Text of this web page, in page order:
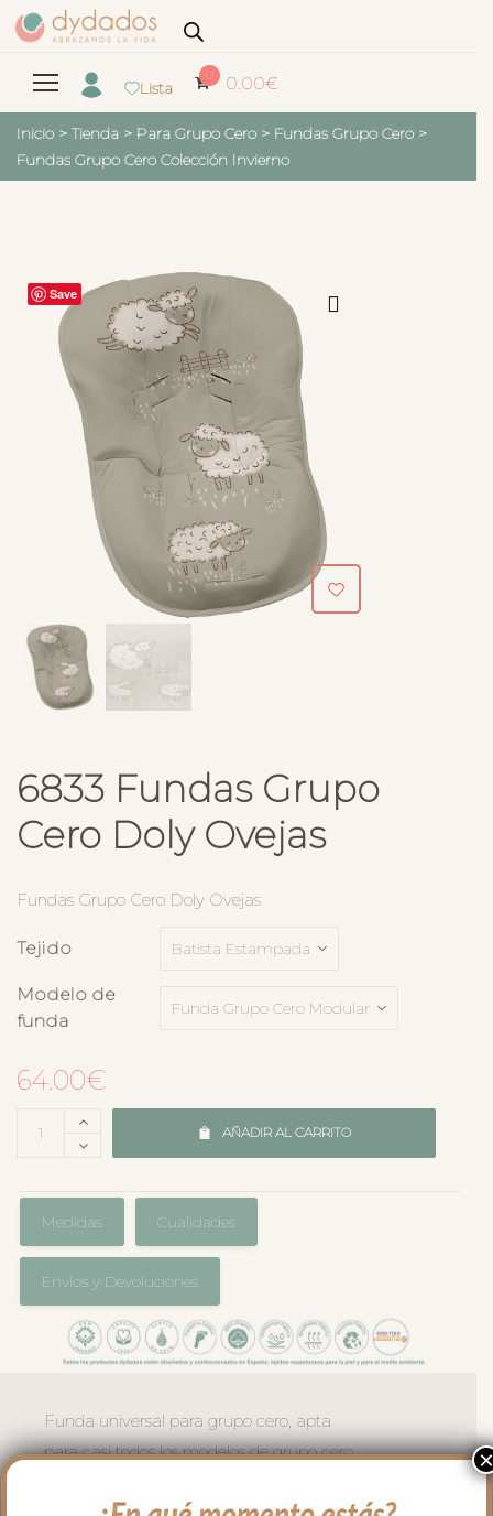
Lista
0 0.00€
Inicio > Tienda > Para Grupo Cero > Fundas Grupo Cero >
Fundas Grupo Cero Colección Invierno
Save
6833 Fundas Grupo
Cero Doly Ovejas
Fundas Grupo Cero Doly Ovejas
Tejido
Modelo de
funda
64.00€
AÑADIR AL CARRITO
Medidas Cualidades
Envíos y Devoluciones
Funda universal para grupo cero, apta
para casi todos los modelos de grupo cero
×